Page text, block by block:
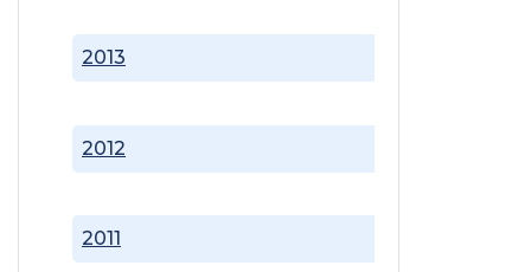
2011
2012
2013